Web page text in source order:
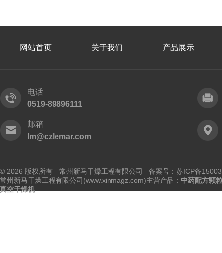
网站首页 关于我们 产品展示
电话
0519-89896111
邮箱
lm@czlemar.com
© 2026 版权所有：常州新马干燥工程有限公司 备案号： 苏ICP备
常州新马干燥工程有限公司(www.xinmagz.com)主营产品： 中药配方颗
真空干燥机